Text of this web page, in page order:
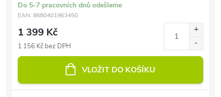
Do 5-7 pracovních dnů odešleme
EAN: 8680401963450
1 399 Kč
1 156 Kč bez DPH
VLOŽIT DO KOŠÍKU